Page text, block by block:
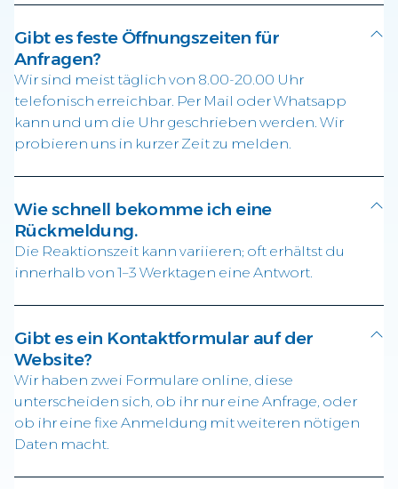
Gibt es feste Öffnungszeiten für
Anfragen?
Wir sind meist täglich von 8.00-20.00 Uhr
telefonisch erreichbar. Per Mail oder Whatsapp
kann und um die Uhr geschrieben werden. Wir
probieren uns in kurzer Zeit zu melden.
Wie schnell bekomme ich eine
Rückmeldung.
Die Reaktionszeit kann variieren; oft erhältst du
innerhalb von 1–3 Werktagen eine Antwort.
Gibt es ein Kontaktformular auf der
Website?
Wir haben zwei Formulare online, diese
unterscheiden sich, ob ihr nur eine Anfrage, oder
ob ihr eine fixe Anmeldung mit weiteren nötigen
Daten macht.